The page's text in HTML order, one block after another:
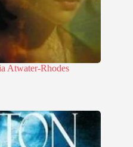
Atwater-Rhodes